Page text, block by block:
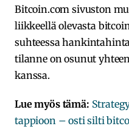
Bitcoin.com sivuston
liikkeellä olevasta
suhteessa
tilanne on osunut
kanssa.
Lue myös tämä:
tappioon – osti silti